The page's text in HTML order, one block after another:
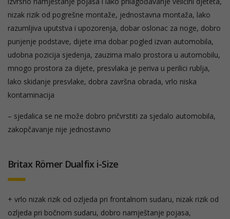
nizak rizik od pogrešne montaže, jednostavna montaža, lako
razumljiva uputstva i upozorenja, dobar oslonac za noge, dobro
punjenje podstave, dijete ima dobar pogled izvan automobila,
udobna pozicija sjedenja, zauzima malo prostora u automobilu,
mnogo prostora za dijete, presvlaka je periva u perilici rublja,
lako skidanje presvlake, dobra završna obrada, vrlo niska
kontaminacija
– sjedalica se ne može dobro pričvrstiti za sjedalo automobila,
zakopčavanje nije jednostavno
Britax Römer Dualfix i-Size
+ vrlo nizak rizik od ozljeda pri frontalnom sudaru, nizak rizik od
ozljeda pri bočnom sudaru, dobro namještanje pojasa,